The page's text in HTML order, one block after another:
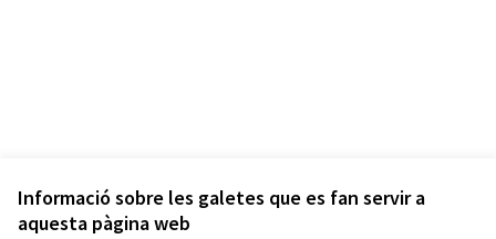
Informació sobre les galetes que es fan servir a
aquesta pàgina web